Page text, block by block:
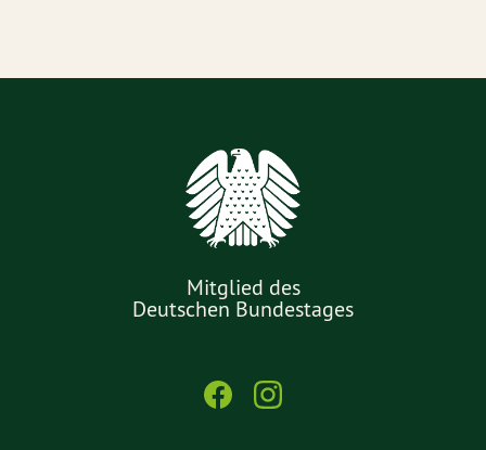
Mitglied des
Deutschen Bundestages